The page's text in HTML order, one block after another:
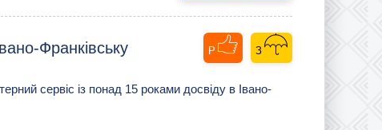
Франківську
сервіс із понад 15 роками досвіду в Івано-